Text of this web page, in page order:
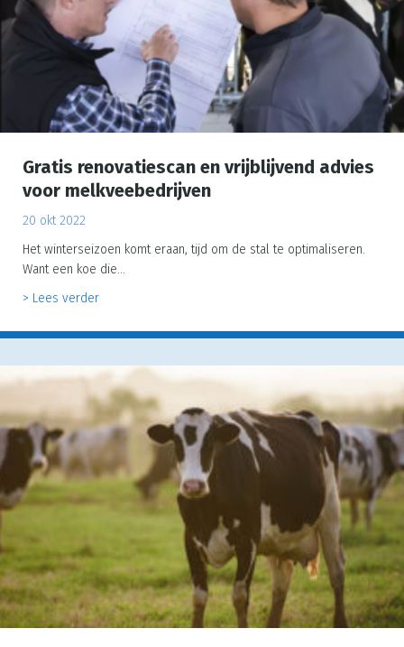
Gratis renovatiescan en vrijblijvend advies
voor melkveebedrijven
20 okt 2022
Het winterseizoen komt eraan, tijd om de stal te optimaliseren.
Want een koe die…
> Lees verderabout Gratis renovatiescan en vrijblijvend advies voor